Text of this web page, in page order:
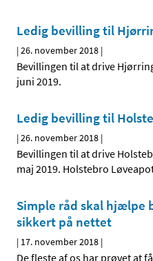
Ledig bevilling til
|26. november 2018 |
Bevillingen til at drive
juni 2019.
Ledig bevilling til
|26. november 2018 |
Bevillingen til at drive
maj 2019. Holstebro
Simple råd skal hjælpe
sikkert på nettet
| 17. november 2018 |
De fleste af os har prøvet at